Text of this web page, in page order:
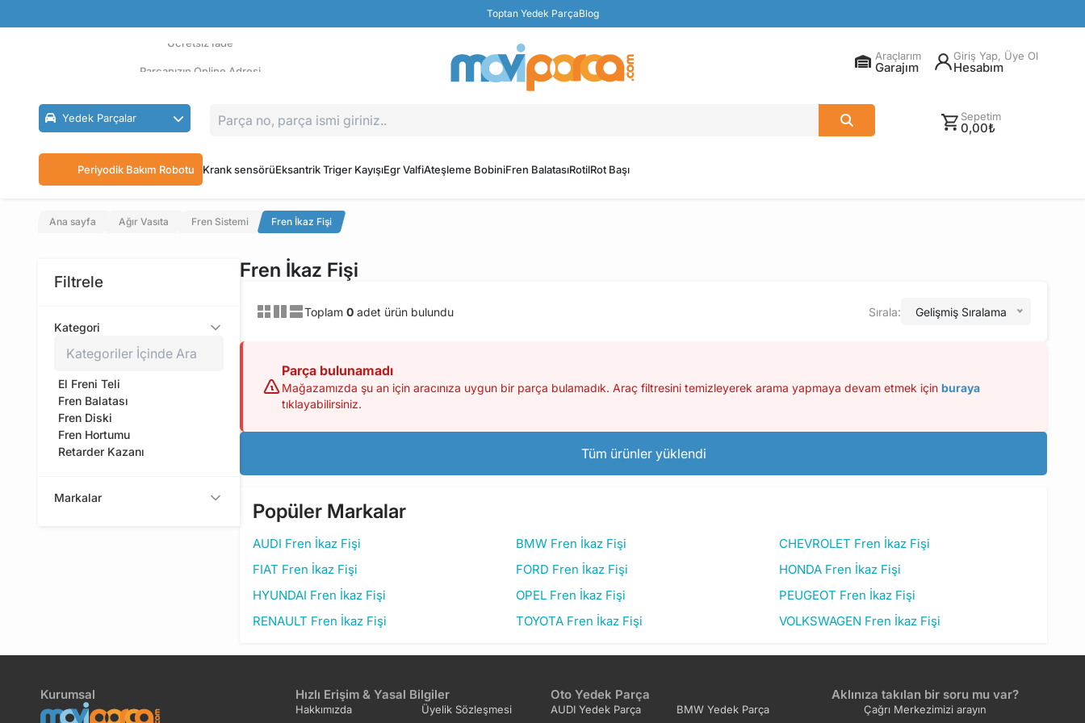
Toptan Yedek ParçaBlog
Araçlarım
Garajım
Giriş Yap, Üye Ol
Hesabım
Yedek Parçalar Sepetim
0,00₺
Periyodik Bakım Robotu Krank sensörüEksantrik Triger KayışıEgr ValfiAteşleme BobiniFren BalatasıRotilRot Başı
Ana sayfa Ağır Vasıta Fren Sistemi Fren İkaz Fişi
Filtrele
Kategori
El Freni Teli
Fren Balatası
Fren Diski
Fren Hortumu
Retarder Kazanı
Markalar
Fren İkaz Fişi
Toplam 0 adet ürün bulundu Sırala: Gelişmiş Sıralama
Parça bulunamadı
Mağazamızda şu an için aracınıza uygun bir parça bulamadık. Araç filtresini temizleyerek arama yapmaya devam etmek için buraya
tıklayabilirsiniz.
Tüm ürünler yüklendi
Popüler Markalar
AUDI Fren İkaz Fişi BMW Fren İkaz Fişi
CHEVROLET Fren İkaz Fişi
FIAT Fren İkaz Fişi
FORD Fren İkaz Fişi
HONDA Fren İkaz Fişi
HYUNDAI Fren İkaz Fişi
OPEL Fren İkaz Fişi
PEUGEOT Fren İkaz Fişi
RENAULT Fren İkaz Fişi
TOYOTA Fren İkaz Fişi VOLKSWAGEN Fren İkaz Fişi
Kurumsal Hızlı Erişim & Yasal Bilgiler
Hakkımızda Üyelik Sözleşmesi
Oto Yedek Parça
AUDI Yedek Parça BMW Yedek Parça
Aklınıza takılan bir soru mu var?
Çağrı Merkezimizi arayın